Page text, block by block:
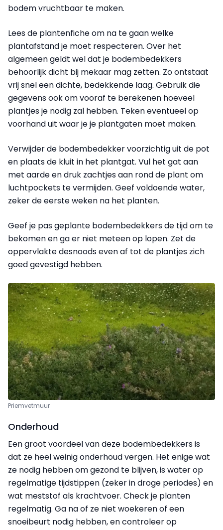
bodem vruchtbaar te maken.
Lees de plantenfiche om na te gaan welke
plantafstand je moet respecteren. Over het
algemeen geldt wel dat je bodembedekkers
behoorlijk dicht bij mekaar mag zetten. Zo ontstaat
vrij snel een dichte, bedekkende laag. Gebruik die
gegevens ook om vooraf te berekenen hoeveel
plantjes je nodig zal hebben. Teken eventueel op
voorhand uit waar je je plantgaten moet maken.
Verwijder de bodembedekker voorzichtig uit de pot
en plaats de kluit in het plantgat. Vul het gat aan
met aarde en druk zachtjes aan rond de plant om
luchtpockets te vermijden. Geef voldoende water,
zeker de eerste weken na het planten.
Geef je pas geplante bodembedekkers de tijd om te
bekomen en ga er niet meteen op lopen. Zet de
oppervlakte desnoods even af tot de plantjes zich
goed gevestigd hebben.
Priemvetmuur
Onderhoud
Een groot voordeel van deze bodembedekkers is
dat ze heel weinig onderhoud vergen. Het enige wat
ze nodig hebben om gezond te blijven, is water op
regelmatige tijdstippen (zeker in droge periodes) en
wat meststof als krachtvoer. Check je planten
regelmatig. Ga na of ze niet woekeren of een
snoeibeurt nodig hebben, en controleer op